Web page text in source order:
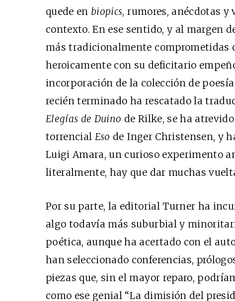
quede en biopics, rumores, anécdotas y
contexto. En ese sentido, y al margen
más tradicionalmente comprometidas
heroicamente con su deficitario
incorporación de la colección de
recién terminado ha rescatado la
Elegías de Duino de Rilke, se ha
torrencial Eso de Inger Christensen, y
Luigi Amara, un curioso experimento
literalmente, hay que dar muchas
Por su parte, la editorial Turner ha
algo todavía más suburbial y
poética, aunque ha acertado con el
han seleccionado conferencias,
piezas que, sin el mayor reparo,
como ese genial “La dimisión del